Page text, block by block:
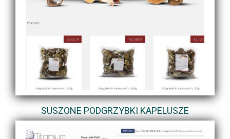
SUSZONE PODGRZYBKI KAPELUSZE